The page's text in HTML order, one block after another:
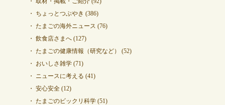
ちょっとつぶやき (386)
たまごの海外ニュース (76)
飲食店さまへ(127)
たまごの健康情報（研究など）
(52)
おいしさ雑学(71)
ニュースに考える (41)
安心安全(12)
たまごのビックリ科学(51)